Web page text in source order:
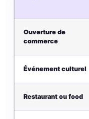
Ouverture de
commerce
Événement culturel
Restaurant ou food